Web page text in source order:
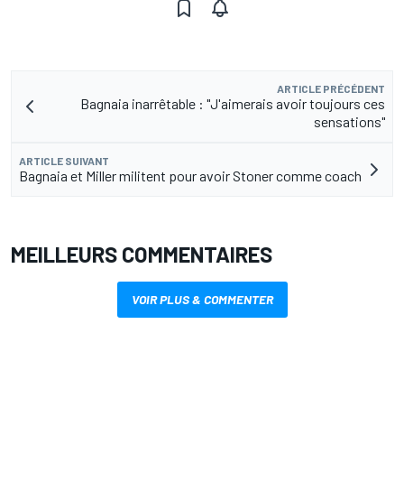
ARTICLE PRÉCÉDENT
Bagnaia inarrêtable : "J'aimerais avoir toujours ces
sensations"
ARTICLE SUIVANT
Bagnaia et Miller militent pour avoir Stoner comme coach
MEILLEURS COMMENTAIRES
VOIR PLUS & COMMENTER